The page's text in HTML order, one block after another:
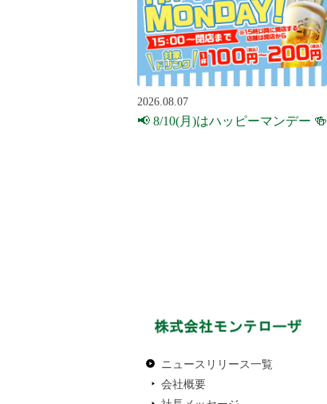
2026.08.07
📢 8/10(月)はハッピーマンデー 🍻
ニュースリリース一覧
会社概要